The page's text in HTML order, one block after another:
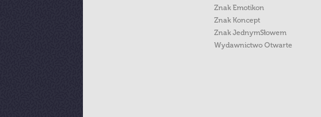
Znak Emotikon
Znak Koncept
Znak JednymSłowem
Wydawnictwo Otwarte